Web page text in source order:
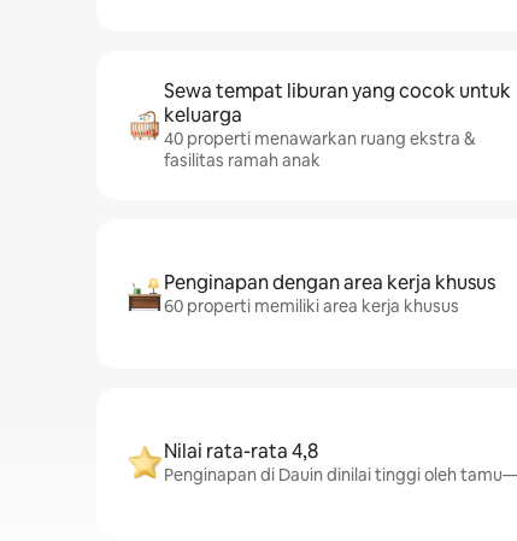
Sewa tempat liburan yang cocok untuk
keluarga
40 properti menawarkan ruang ekstra &
fasilitas ramah anak
Penginapan dengan area kerja khusus
60 properti memiliki area kerja khusus
Nilai rata-rata 4,8
Penginapan di Dauin dinilai tinggi oleh